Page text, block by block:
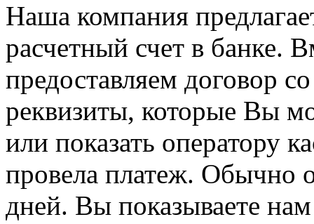
Наша компания
расчетный счет в банке.
предоставляем договор
реквизиты, которые Вы
или показать оператору
провела платеж. Обычно
дней. Вы показываете